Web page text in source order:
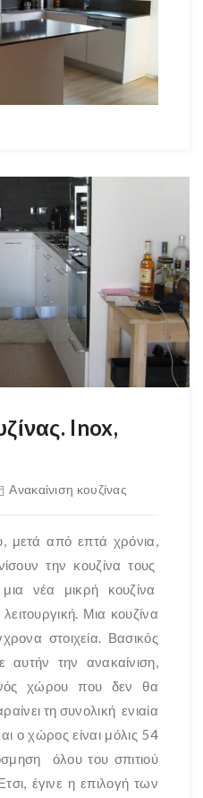
Inox,
Ανακαίνιση κουζίνας
μετά από επτά χρόνια,
την κουζίνα τους
νέα μικρή κουζίνα
Μια κουζίνα
στοιχεία. Βασικός
αυτήν την ανακαίνιση,
χώρου που δεν θα
τη συνολική ενιαία
ο χώρος είναι μόλις 54
όλου του σπιτιού
έγινε η επιλογή των